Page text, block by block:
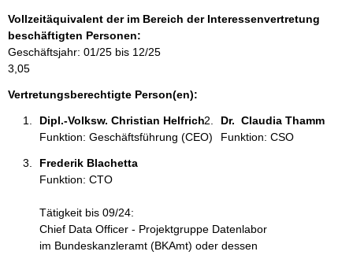
t
i
o
n
e
Vollzeitäquivalent der im Bereich der Interessenvertretung
beschäftigten Personen:
Geschäftsjahr: 01/25 bis 12/25
3,05
Vertretungsberechtigte Person(en):
Dipl.-Volksw. Christian Helfrich
Funktion: Geschäftsführung (CEO)
Dr.  Claudia Thamm
Funktion: CSO
Frederik Blachetta
Funktion: CTO
Tätigkeit bis 09/24:
Chief Data Officer - Projektgruppe Datenlabor
im Bundeskanzleramt (BKAmt) oder dessen